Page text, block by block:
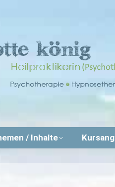
/ Inhalte